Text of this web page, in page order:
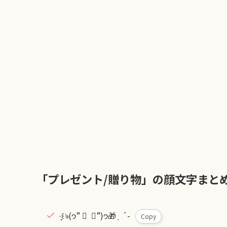
「プレゼント/贈り物」の顔文字まと
·̩͙꒰ঌ(𐭅” ॑ ॑”)𐭅🎁 ̖ ´- Copy